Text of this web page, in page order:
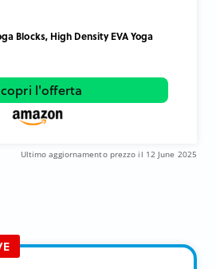
Blocks, High Density EVA Yoga
l'offerta
Ultimo aggiornamento prezzo il 12 June 2025